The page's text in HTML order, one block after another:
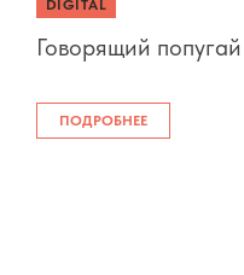
DIGITAL
Говорящий попугай
ПОДРОБНЕЕ